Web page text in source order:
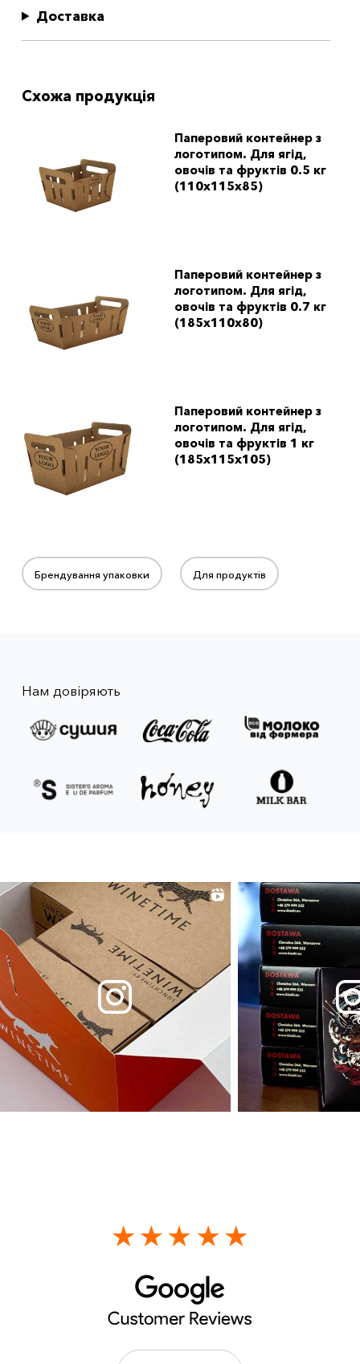
Доставка
Схожа продукція
Паперовий контейнер з
логотипом. Для ягід,
овочів та фруктів 0.5 кг
(110x115x85)
Паперовий контейнер з
логотипом. Для ягід,
овочів та фруктів 0.7 кг
(185x110x80)
Паперовий контейнер з
логотипом. Для ягід,
овочів та фруктів 1 кг
(185x115x105)
Брендування упаковки Для продуктів
Нам довіряють